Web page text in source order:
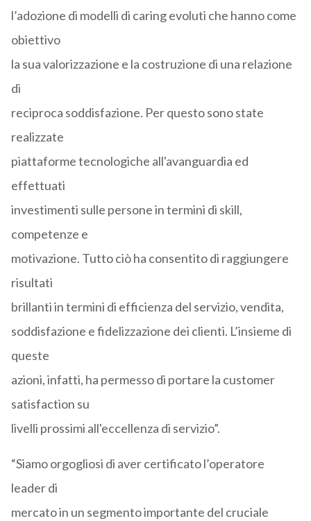
l’adozione di modelli di caring evoluti che hanno come
obiettivo
la sua valorizzazione e la costruzione di una relazione
di
reciproca soddisfazione. Per questo sono state
realizzate
piattaforme tecnologiche all'avanguardia ed
effettuati
investimenti sulle persone in termini di skill,
competenze e
motivazione. Tutto ciò ha consentito di raggiungere
risultati
brillanti in termini di efficienza del servizio, vendita,
soddisfazione e fidelizzazione dei clienti. L’insieme di
queste
azioni, infatti, ha permesso di portare la customer
satisfaction su
livelli prossimi all'eccellenza di servizio”.
“Siamo orgogliosi di aver certificato l’operatore
leader di
mercato in un segmento importante del cruciale